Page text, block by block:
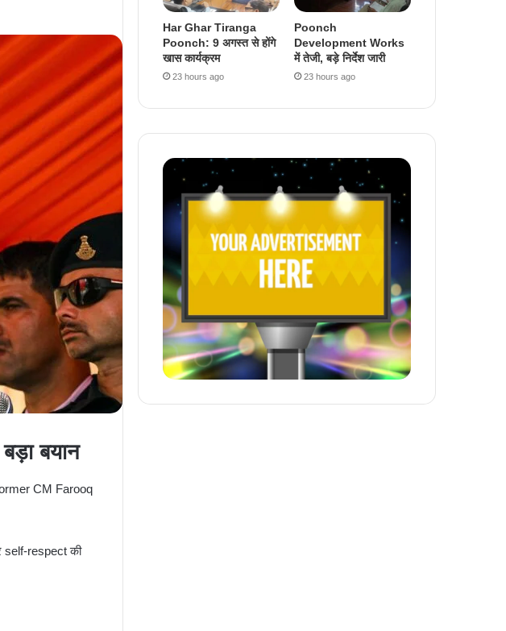
बयान
CM Farooq
self-respect की
Har Ghar Tiranga
Poonch: 9 अगस्त से होंगे
खास कार्यक्रम
23 hours ago
Poonch
Development Works
में तेजी, बड़े निर्देश जारी
23 hours ago